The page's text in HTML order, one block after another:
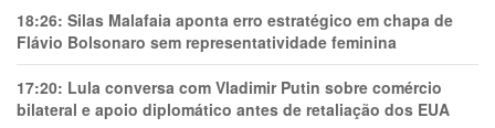
18:26: Silas Malafaia aponta erro estratégico em chapa de
Flávio Bolsonaro sem representatividade feminina
17:20: Lula conversa com Vladimir Putin sobre comércio
bilateral e apoio diplomático antes de retaliação dos EUA